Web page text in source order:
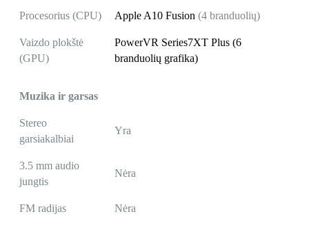
Procesorius (CPU) Apple A10 Fusion (4 branduolių)
Vaizdo plokštė
(GPU)
PowerVR Series7XT Plus (6
branduolių grafika)
Muzika ir garsas
Stereo
garsiakalbiai
Yra
3.5 mm audio
jungtis
Nėra
FM radijas Nėra